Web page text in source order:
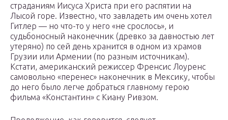
страданиям Иисуса Христа при его распятии на
Лысой горе. Известно, что завладеть им очень хотел
Гитлер — но что-то у него «не срослось», и
судьбоносный наконечник (древко за давностью лет
утеряно) по сей день хранится в одном из храмов
Грузии или Армении (по разным источникам).
Кстати, американский режиссер Френсис Лоуренс
самовольно «перенес» наконечник в Мексику, чтобы
до него было легче добраться главному герою
фильма «Константин» с Киану Ривзом.